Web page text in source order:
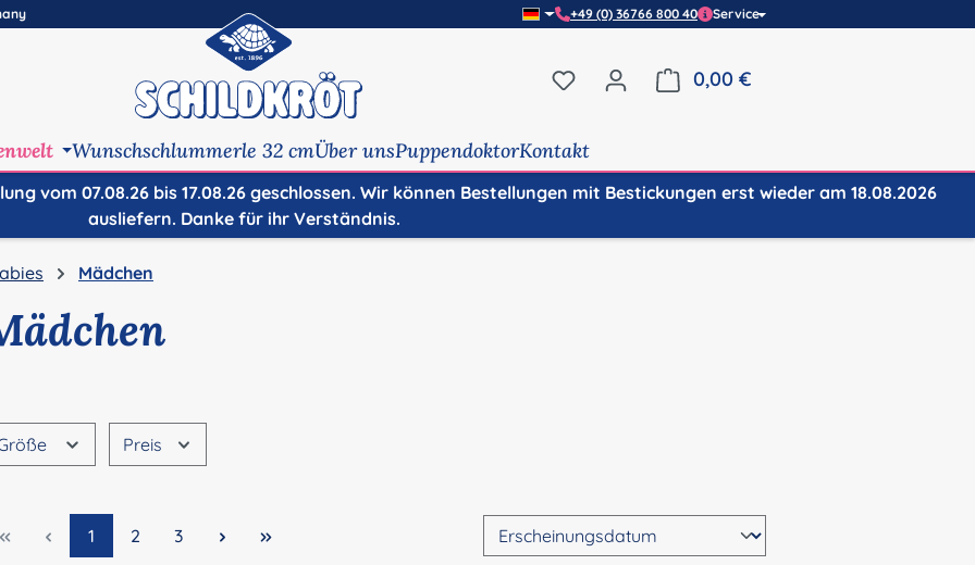
+49 (0) 36766 800 40 Service
Du hast 0 Produkte auf dem Merkzettel
0,00 €
Wunschschlummerle 32 cmÜber unsPuppendoktorKontakt
vom 07.08.26 bis 17.08.26 geschlossen. Wir können Bestellungen mit Bestickungen erst wieder am 18.08.2026
ausliefern. Danke für ihr Verständnis.
Mädchen
Preis
Seite
1 Seite
2 Seite
3